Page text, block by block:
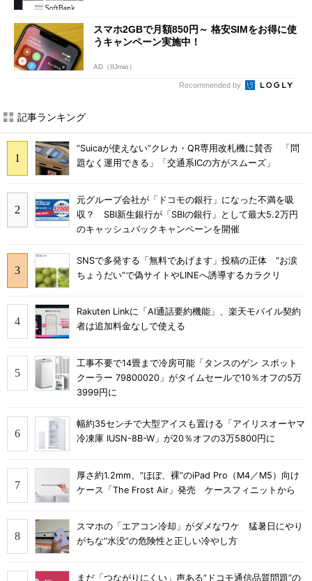
スマホ2GBで月額850円～ 格安SIMをお得に使
うキャンペーン実施中！
AD（IIJmio）
Recommended by
記事ランキング
“Suicaが使えない”クレカ・QR専用改札機に賛否 「問
題なく運用できる」「交通系ICの方がスムーズ」
元グループ会社が「ドコモの銀行」になった不満を吸
収？ SBI新生銀行が「SBIの銀行」として最大5.2万円
のキャッシュバックキャンペーンを開催
SNSで多発する「無料であげます」投稿の正体 “お涙
ちょうだい”で偽サイトやLINEへ誘導するカラクリ
Rakuten Linkに「AI通話要約機能」、楽天モバイル契約
者は追加料金なしで使える
工事不要で14畳まで冷房可能「タンスのゲン スポット
クーラー 79800020」がタイムセールで10％オフの5万
3999円に
幅約35センチで大型アイスも置ける「アイリスオーヤマ
冷凍庫 IUSN-8B-W」が20％オフの3万5800円に
厚さ約1.2mm、“ほぼ、裸”のiPad Pro（M4／M5）向け
ケース「The Frost Air」発売 ケースフィニットから
スマホの「エアコン冷却」がダメなワケ 猛暑日にやり
がちな“水没”の危険性と正しい冷やし方
まだ「つながりにくい」声ある“ドコモ通信品質問題”の